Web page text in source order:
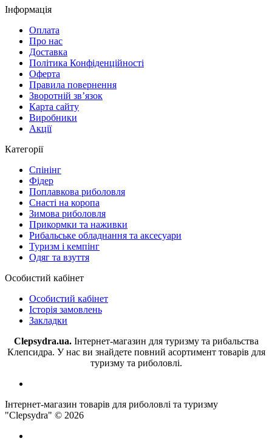
Інформація
Оплата
Про нас
Доставка
Політика Конфіденційності
Оферта
Правила повернення
Зворотній зв’язок
Карта сайту
Виробники
Акції
Категорії
Спінінг
Фідер
Поплавкова риболовля
Снасті на коропа
Зимова риболовля
Прикормки та наживки
Рибальське обладнання та аксесуари
Туризм і кемпінг
Одяг та взуття
Особистий кабінет
Особистий кабінет
Історія замовлень
Закладки
Clepsydra.ua. Інтернет-магазин для туризму та рибальства
Клепсидра. У нас ви знайдете повний асортимент товарів для
туризму та риболовлі.
Інтернет-магазин товарів для риболовлі та туризму
"Clepsydra" © 2026